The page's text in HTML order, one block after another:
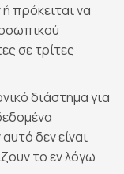
πρόκειται να
σε τρίτες
διάστημα για
δεν είναι
το εν λόγω